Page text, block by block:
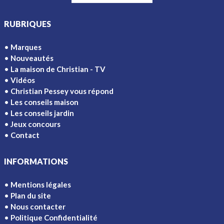
RUBRIQUES
Marques
Nouveautés
La maison de Christian - TV
Vidéos
Christian Pessey vous répond
Les conseils maison
Les conseils jardin
Jeux concours
Contact
INFORMATIONS
Mentions légales
Plan du site
Nous contacter
Politique Confidentialité